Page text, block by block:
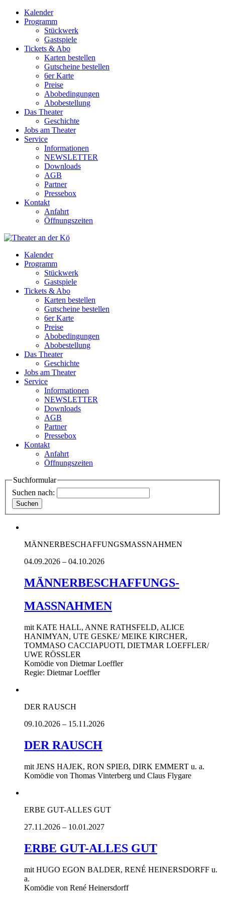
Kalender
Programm
Stückwerk
Gastspiele
Tickets & Abo
Karten bestellen
Gutscheine bestellen
6er Karte
Preise
Abobedingungen
Abobestellung
Das Theater
Geschichte
Jobs am Theater
Service
Informationen
NEWSLETTER
Downloads
AGB
Partner
Pressebox
Kontakt
Anfahrt
Öffnungszeiten
Kalender
Programm
Stückwerk
Gastspiele
Tickets & Abo
Karten bestellen
Gutscheine bestellen
6er Karte
Preise
Abobedingungen
Abobestellung
Das Theater
Geschichte
Jobs am Theater
Service
Informationen
NEWSLETTER
Downloads
AGB
Partner
Pressebox
Kontakt
Anfahrt
Öffnungszeiten
Suchformular
Suchen nach:
MÄNNERBESCHAFFUNGSMASSNAHMEN
04.09.2026 – 04.10.2026
MÄNNERBESCHAFFUNGS-
MASSNAHMEN
mit KATE HALL, ANNE RATHSFELD, ALICE
HANIMYAN, UTE GESKE/ MEIKE KIRCHER,
TOMMASO CACCIAPUOTI, DIETMAR LOEFFLER/
UWE RÖSSLER
Komödie von Dietmar Loeffler
Regie: Dietmar Loeffler
DER RAUSCH
09.10.2026 – 15.11.2026
DER RAUSCH
mit JENS HAJEK, RON SPIEẞ, DIRK EMMERT u. a.
Komödie von Thomas Vinterberg und Claus Flygare
ERBE GUT-ALLES GUT
27.11.2026 – 10.01.2027
ERBE GUT-ALLES GUT
mit HUGO EGON BALDER, RENÉ HEINERSDORFF u.
a.
Komödie von René Heinersdorff